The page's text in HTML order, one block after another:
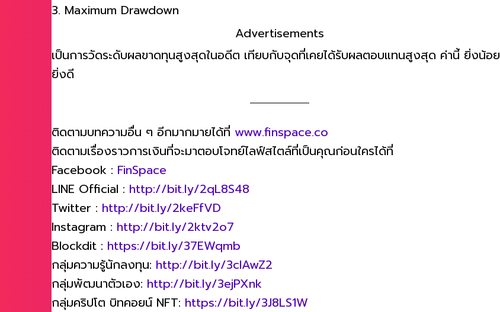
3. Maximum Drawdown
Advertisements
เป็นการวัดระดับผลขาดทุนสูงสุดในอดีต เทียบกับจุดที่เคยได้รับผลตอบแทนสูงสุด ค่านี้ ยิ่งน้อย
ยิ่งดี
ติดตามบทความอื่น ๆ อีกมากมายได้ที่ www.finspace.co
ติดตามเรื่องราวการเงินที่จะมาตอบโจทย์ไลฟ์สไตล์ที่เป็นคุณก่อนใครได้ที่
Facebook : FinSpace
LINE Official : http://bit.ly/2qL8S48
Twitter : http://bit.ly/2keFfVD
Instagram : http://bit.ly/2ktv2o7
Blockdit : https://bit.ly/37EWqmb
กลุ่มความรู้นักลงทุน: http://bit.ly/3clAwZ2
กลุ่มพัฒนาตัวเอง: http://bit.ly/3ejPXnk
กลุ่มคริปโต บิทคอยน์ NFT: https://bit.ly/3J8LS1W